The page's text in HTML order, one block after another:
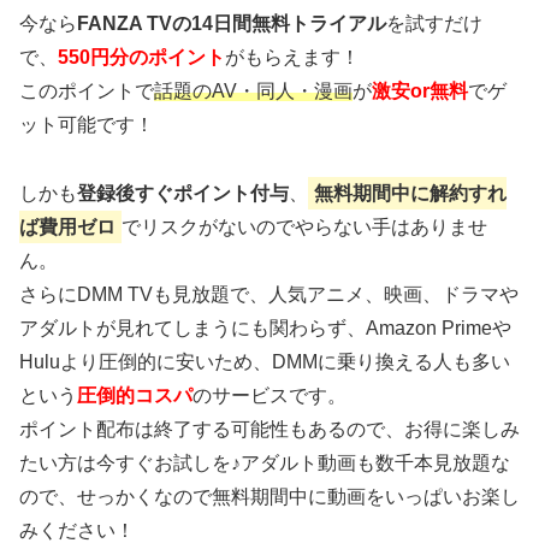
今なら FANZA TVの14日間無料トライアルを試すだけ
で、 550円分のポイント がもらえます！
このポイントで話題のAV・同人・漫画が激安or無料でゲ
ット可能です！
しかも登録後すぐポイント付与
無料期間中に解約すれ
ば費用ゼロ でリスクがないのでやらない手はありませ
ん。
さらにDMM TVも見放題で、人気アニメ、映画、ドラマや
アダルトが見れてしまうにも関わらず、Amazon Primeや
Huluより圧倒的に安いため、DMMに乗り換える人も多い
という 圧倒的コスパのサービスです。
ポイント配布は終了する可能性もあるので、お得に楽しみ
たい方は今すぐお試しを♪アダルト動画も数千本見放題な
ので、せっかくなので無料期間中に動画をいっぱいお楽し
みください！